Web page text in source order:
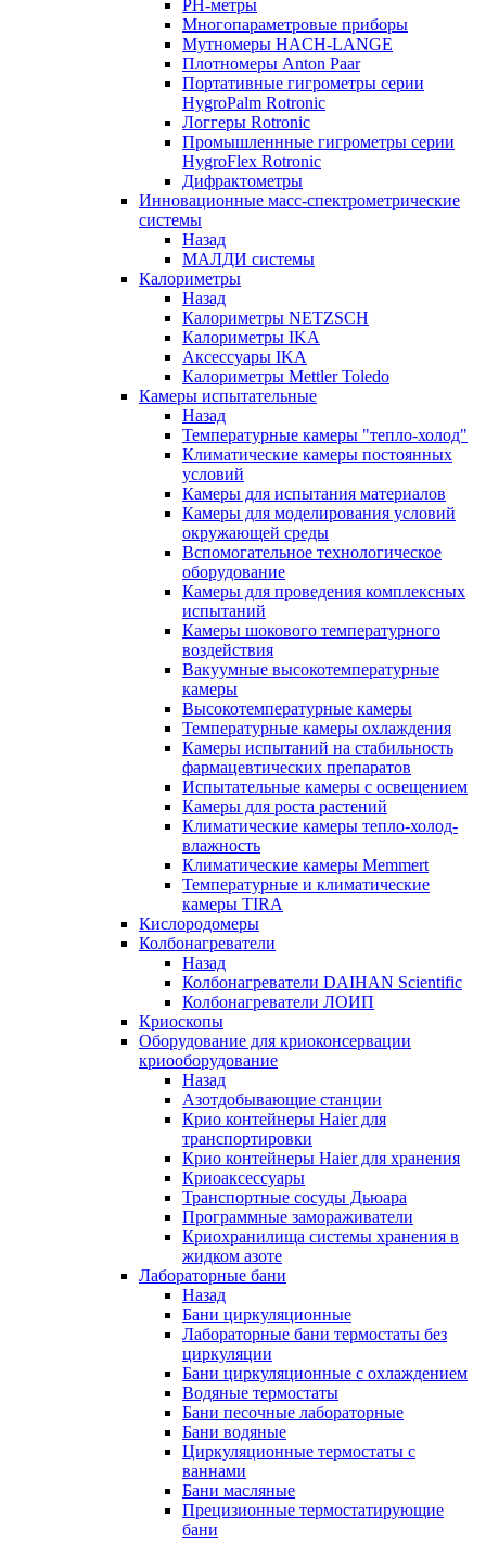
РH-метры
Многопараметровые приборы
Мутномеры HACH-LANGE
Плотномеры Anton Paar
Портативные гигрометры серии
HygroPalm Rotronic
Логгеры Rotronic
Промышленнные гигрометры серии
HygroFlex Rotronic
Дифрактометры
Инновационные масс-спектрометрические
системы
Назад
МАЛДИ системы
Калориметры
Назад
Калориметры NETZSCH
Калориметры IKA
Аксессуары IKA
Калориметры Mettler Toledo
Камеры испытательные
Назад
Температурные камеры "тепло-холод"
Климатические камеры постоянных
условий
Камеры для испытания материалов
Камеры для моделирования условий
окружающей среды
Вспомогательное технологическое
оборудование
Камеры для проведения комплексных
испытаний
Камеры шокового температурного
воздействия
Вакуумные высокотемпературные
камеры
Высокотемпературные камеры
Температурные камеры охлаждения
Камеры испытаний на стабильность
фармацевтических препаратов
Испытательные камеры с освещением
Камеры для роста растений
Климатические камеры тепло-холод-
влажность
Климатические камеры Memmert
Температурные и климатические
камеры TIRA
Кислородомеры
Колбонагреватели
Назад
Колбонагреватели DAIHAN Scientific
Колбонагреватели ЛОИП
Криоскопы
Оборудование для криоконсервации
криооборудование
Назад
Азотдобывающие станции
Крио контейнеры Haier для
транспортировки
Крио контейнеры Haier для хранения
Криоаксессуары
Транспортные сосуды Дьюара
Программные замораживатели
Криохранилища системы хранения в
жидком азоте
Лабораторные бани
Назад
Бани циркуляционные
Лабораторные бани термостаты без
циркуляции
Бани циркуляционные с охлаждением
Водяные термостаты
Бани песочные лабораторные
Бани водяные
Циркуляционные термостаты с
ваннами
Бани масляные
Прецизионные термостатирующие
бани